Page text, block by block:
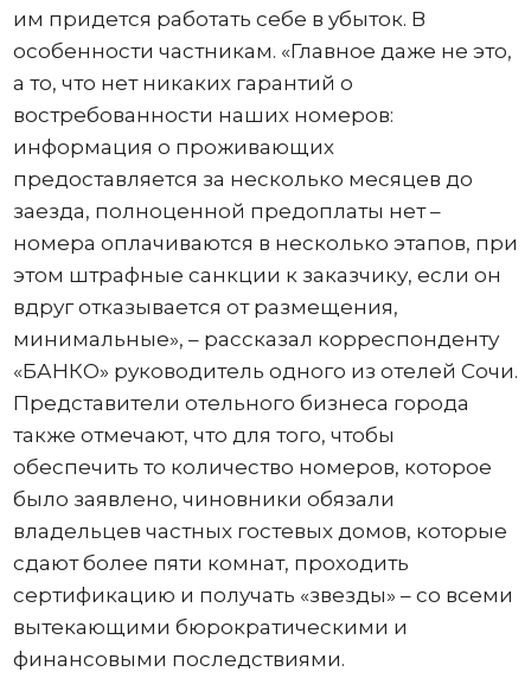
им придется работать себе в убыток. В
особенности частникам. «Главное даже не это,
а то, что нет никаких гарантий о
востребованности наших номеров:
информация о проживающих
предоставляется за несколько месяцев до
заезда, полноценной предоплаты нет –
номера оплачиваются в несколько этапов, при
этом штрафные санкции к заказчику, если он
вдруг отказывается от размещения,
минимальные», – рассказал корреспонденту
«БАНКО» руководитель одного из отелей Сочи.
Представители отельного бизнеса города
также отмечают, что для того, чтобы
обеспечить то количество номеров, которое
было заявлено, чиновники обязали
владельцев частных гостевых домов, которые
сдают более пяти комнат, проходить
сертификацию и получать «звезды» – со всеми
вытекающими бюрократическими и
финансовыми последствиями.